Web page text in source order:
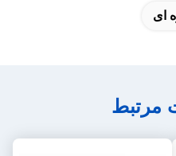
ای
مرتبط